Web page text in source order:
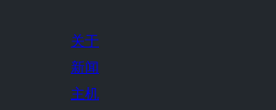
关于
新闻
主机